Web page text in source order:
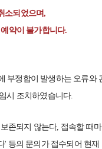
소되었으며,
약이 불가합니다.
부정합이 발생하는 오류와
시 조치하였습니다.
존되지 않는다, 접속할 때
등의 문의가 접수되어 현재